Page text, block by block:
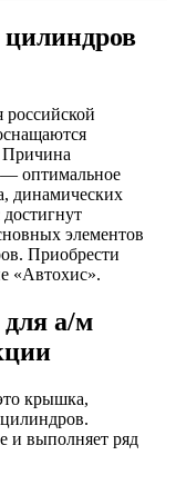
российской
Причина
— оптимальное
динамических
элементов
Приобрести
«Автохис».
для а/м
крышка,
и выполняет ряд